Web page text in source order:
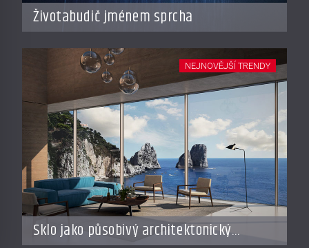
Životabudič jménem sprcha
Sklo jako působivý architektonický
NEJNOVĚJŠÍ TRENDY